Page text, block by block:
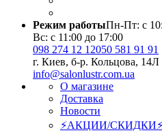
Режим работыПн-Пт: с
Вс: с 11:00 до 17:00
098 274 12 12050 581 91 91
г. Киев, б-р. Кольцова, 14Л
info@salonlustr.com.ua
О магазине
Доставка
Новости
⚡АКЦИИ/